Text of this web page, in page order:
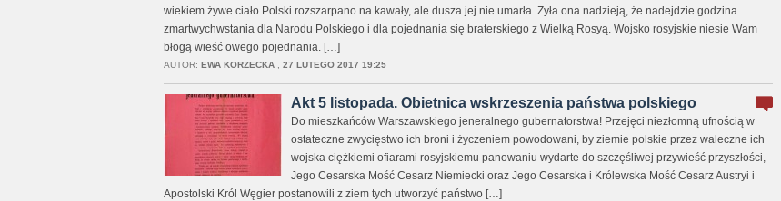
wiekiem żywe ciało Polski rozszarpano na kawały, ale dusza jej nie umarła. Żyła ona nadzieją, że nadejdzie godzina
zmartwychwstania dla Narodu Polskiego i dla pojednania się braterskiego z Wielką Rosyą. Wojsko rosyjskie niesie Wam
błogą wieść owego pojednania. […]
AUTOR: EWA KORZECKA, 27 LUTEGO 2017 19:25
Akt 5 listopada. Obietnica wskrzeszenia państwa polskiego
Do mieszkańców Warszawskiego jeneralnego gubernatorstwa! Przejęci niezłomną ufnością w
ostateczne zwycięstwo ich broni i życzeniem powodowani, by ziemie polskie przez waleczne ich
wojska ciężkiemi ofiarami rosyjskiemu panowaniu wydarte do szczęśliwej przywieść przyszłości,
Jego Cesarska Mość Cesarz Niemiecki oraz Jego Cesarska i Królewska Mość Cesarz Austryi i
Apostolski Król Węgier postanowili z ziem tych utworzyć państwo […]